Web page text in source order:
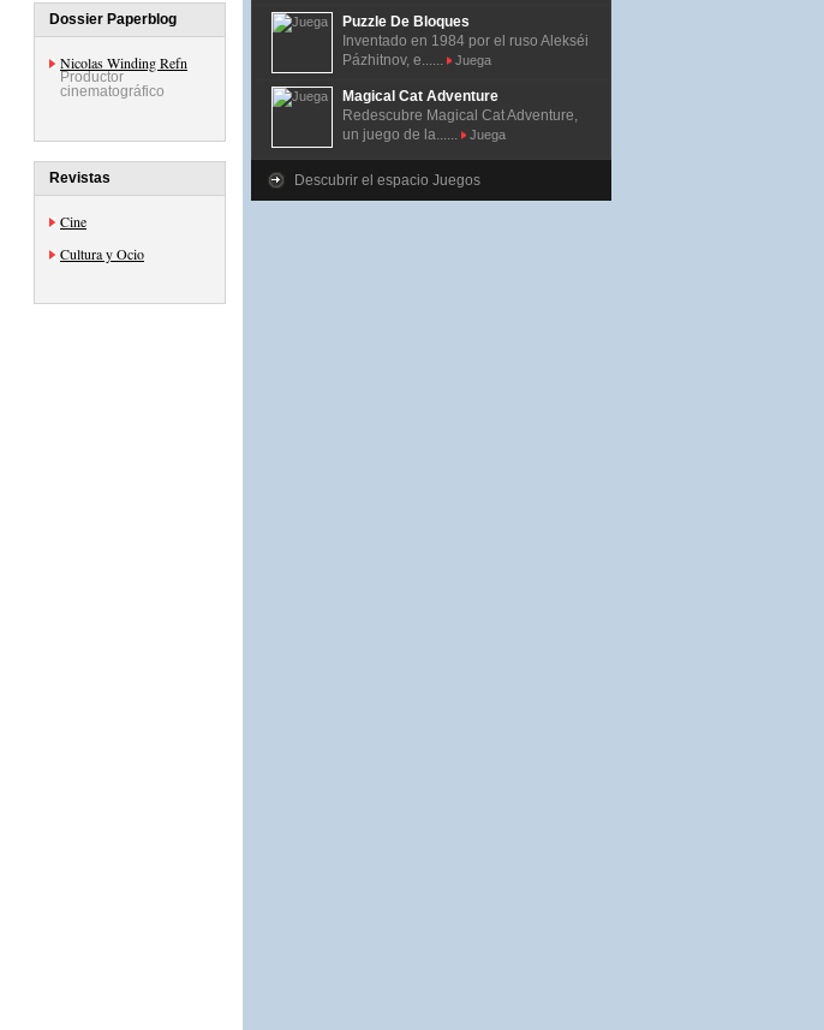
Dossier Paperblog
Nicolas Winding Refn
Productor
cinematográfico
Revistas
Cine
Cultura y Ocio
Puzzle De Bloques
Inventado en 1984 por el ruso Alekséi
Pázhitnov, e......
Juega
Magical Cat Adventure
Redescubre Magical Cat Adventure,
un juego de la......
Juega
Descubrir el espacio Juegos